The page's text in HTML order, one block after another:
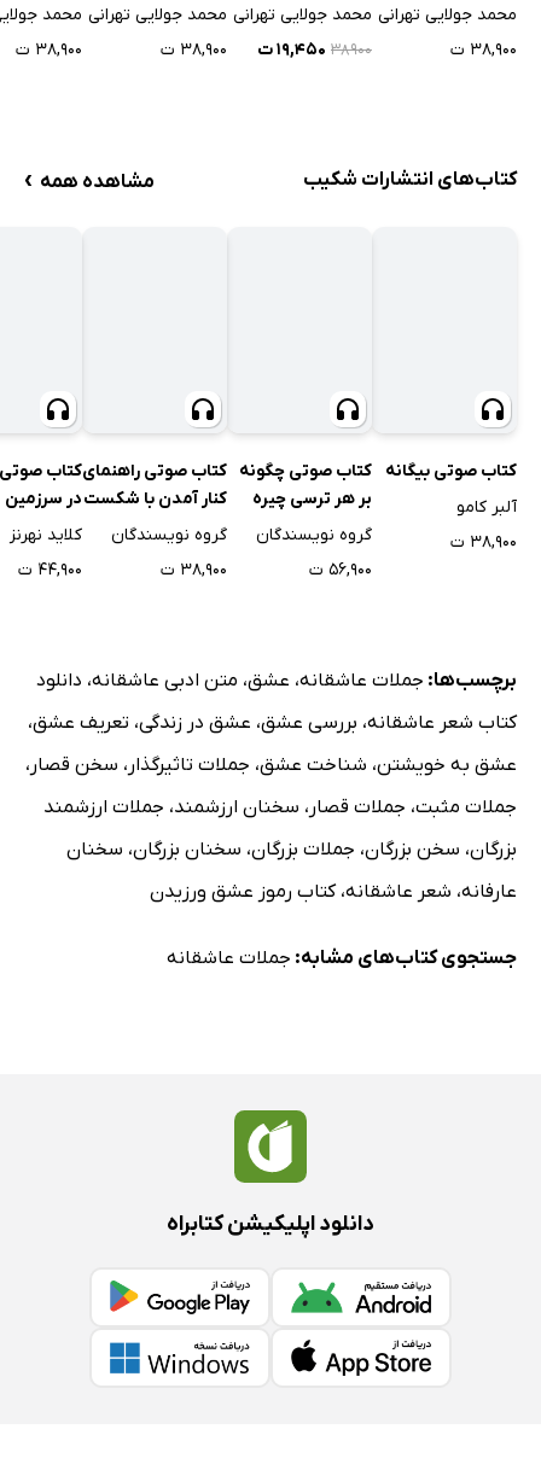
محمد جولایی تهرانی
۳۸,۹۰۰ ت
باشید!
محمد جولایی تهرانی
۳۸۹۰۰ ۱۹,۴۵۰ ت
محمد جولایی تهرانی
۳۸,۹۰۰ ت
محمد
۳۸,۹۰۰ ت
کتاب‌های انتشارات شکیب مشاهده همه ›
کتاب صوتی بیگانه
آلبر کامو
۳۸,۹۰۰ ت
کتاب صوتی چگونه
بر هر ترسی چیره
شویم؟
گروه نویسندگان
۵۶,۹۰۰ ت
کتاب صوتی راهنمای
کنار آمدن با شکست
عاطفی
گروه نویسندگان
۳۸,۹۰۰ ت
کتاب
در
کلاید نهرنز
۴۴,۹۰۰ ت
برچسب‌ها: جملات عاشقانه، عشق، متن ادبی عاشقانه، دانلود
کتاب شعر عاشقانه، بررسی عشق، عشق در زندگی، تعریف عشق،
عشق به خویشتن، شناخت عشق، جملات تاثیرگذار ، سخن قصار ،
جملات مثبت، جملات قصار ، سخنان ارزشمند، جملات ارزشمند
بزرگان، سخن بزرگان، جملات بزرگان، سخنان بزرگان، سخنان
عارفانه، شعر عاشقانه،کتاب رموز عشق ورزیدن
جستجوی کتاب‌های مشابه: جملات عاشقانه
دانلود اپلیکیشن کتابراه